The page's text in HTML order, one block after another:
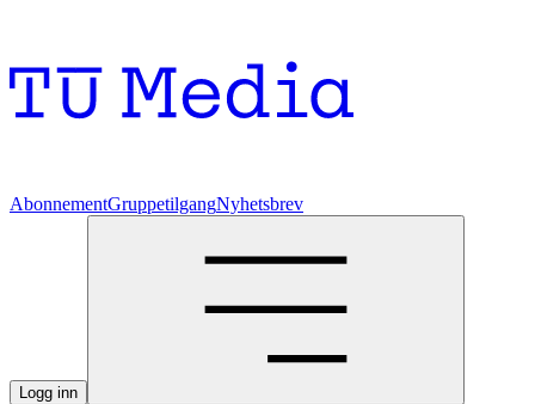
AbonnementGruppetilgangNyhetsbrev
Logg inn